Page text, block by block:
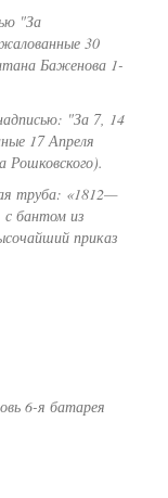
"За
30
Баженова 1-
"За 7, 14
17 Апреля
Рошковского).
труба: «1812—
с бантом из
приказ
6-я батарея